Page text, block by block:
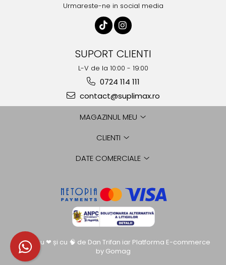
Urmareste-ne in social media
SUPORT CLIENTI
L-V de la 10:00 - 19:00
0724 114 111
contact@suplimax.ro
MAGAZINUL MEU
CLIENTI
DATE COMERCIALE
Creat cu ❤ și cu 🧠 de Dan Trifan iar Platforma E-commerce
by Gomag